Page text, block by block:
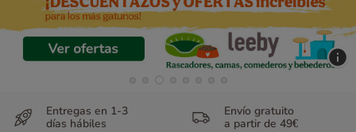
Entregas en 1-3
días hábiles
Envío gratuito
a partir de 49€